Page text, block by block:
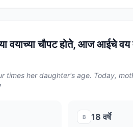
वयाच्या चौपट होते, आज आईचे
times her daughter's age. Today,
B 18 वर्षे